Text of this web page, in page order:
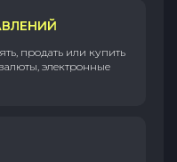
продать или купить
электронные